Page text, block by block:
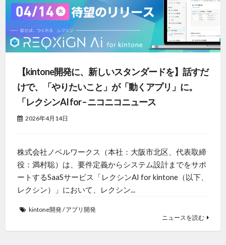
【kintone開発に、新しいスタンダードを】話すだ
けで、「やりたいこと」が「動くアプリ」に。
「レクシンAI for – ニコニコニュース
2026年4月14日
株式会社ノベルワークス（本社：大阪市北区、代表取締
役：満村聡）は、要件定義からシステム設計までをサポ
ートするSaaSサービス「レクシンAI for kintone（以下、
レクシン）」において、レクシン...
kintone開発 /アプリ開発
ニュースを読む